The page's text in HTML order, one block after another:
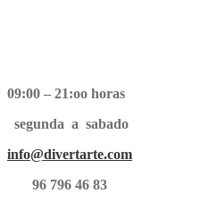
09:00 – 21:oo horas
segunda a sabado
info@divertarte.com
96 796 46 83